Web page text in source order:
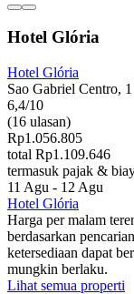
Hotel Glória
Hotel Glória
Sao Gabriel Centro,
6,4/10
(16 ulasan)
Rp1.056.805
total Rp1.109.646
termasuk pajak &
11 Agu - 12 Agu
Hotel Glória
Harga per malam
berdasarkan
ketersediaan dapat
mungkin berlaku.
Lihat semua properti